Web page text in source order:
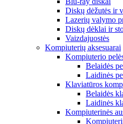
Diskų dėžutės ir
Lazerių valymo
Diskų dėklai ir
Vaizdajuostės
Kompiuterių aksesuarai
Kompiuterio
Belaidės
Laidinės
Klaviatūros
Belaidės
Laidinės
Kompiuterinės